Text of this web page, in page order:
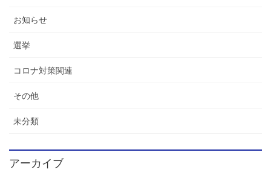
お知らせ
選挙
コロナ対策関連
その他
未分類
アーカイブ